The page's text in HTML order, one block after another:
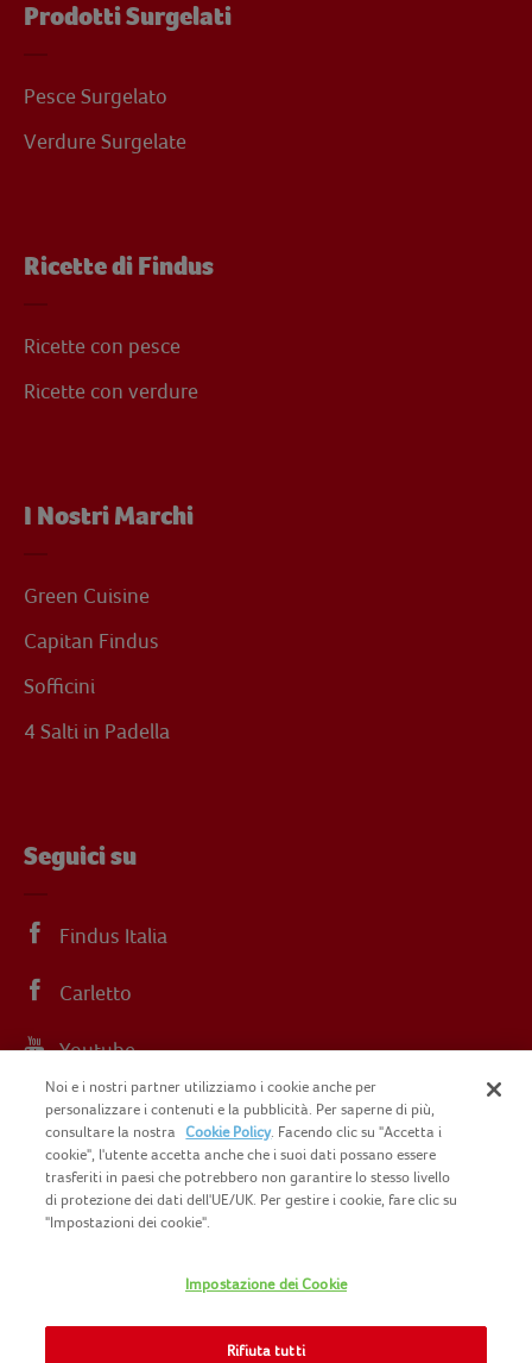
Prodotti Surgelati
Pesce Surgelato
Verdure Surgelate
Ricette di Findus
Ricette con pesce
Ricette con verdure
I Nostri Marchi
Green Cuisine
Capitan Findus
Sofficini
4 Salti in Padella
Seguici su
Findus Italia
Carletto
Youtube
Instagram
IT07015700961
INFORMATIVA PRIVACY
SITEMAP
Noi e i nostri partner utilizziamo i cookie anche per
personalizzare i contenuti e la pubblicità. Per saperne di più,
consultare la nostra
Cookie Policy. Facendo clic su "Accetta i
cookie", l'utente accetta anche che i suoi dati possano essere
trasferiti in paesi che potrebbero non garantire lo stesso livello
di protezione dei dati dell'UE/UK. Per gestire i cookie, fare clic su
"Impostazioni dei cookie".
Impostazione dei Cookie
Rifiuta tutti